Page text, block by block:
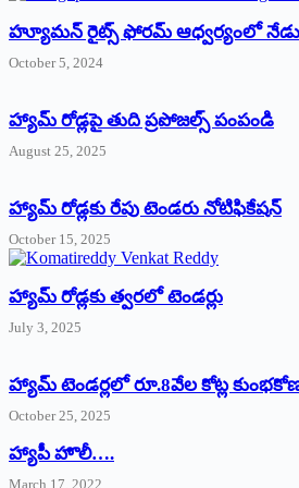
హ్యూమన్‌ రైట్స్‌ ఫోరమ్‌ ఆధ్వర్యంలో
October 5, 2024
హ్యామ్‌ రోడ్లపై తుది ప్రపోజల్స్‌ పంపండి
August 25, 2025
హ్యామ్‌ రోడ్లకు రేపు టెండరు నోటిఫికేషన్‌
October 15, 2025
హ్యామ్‌ రోడ్లకు త్వరలో టెండర్లు
July 3, 2025
హ్యామ్‌ ‌టెండర్లలో రూ.8వేల కోట్ల
October 25, 2025
హ్యాపీ హొలీ….
March 17, 2022